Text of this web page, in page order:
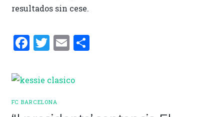
resultados sin cese.
F
a
ce
b
o
T
w
it
te
r
E
m
ai
l
C
FC BARCELONA